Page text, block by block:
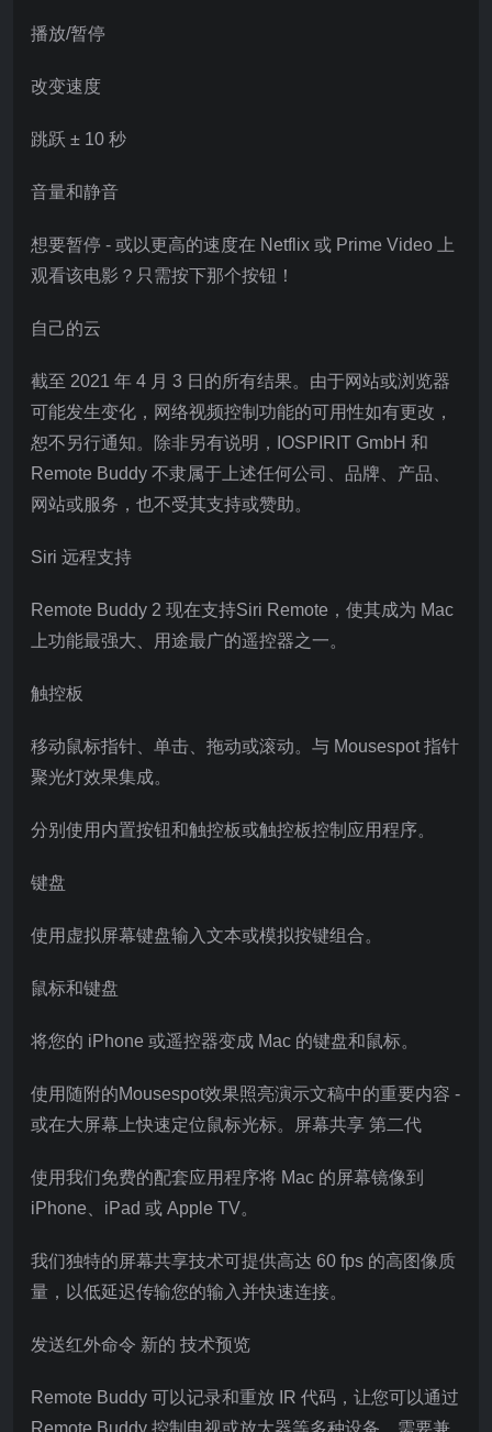
播放/暂停
改变速度
跳跃 ± 10 秒
音量和静音
想要暂停 - 或以更高的速度在 Netflix 或 Prime Video 上
观看该电影？只需按下那个按钮！
自己的云
截至 2021 年 4 月 3 日的所有结果。由于网站或浏览器
可能发生变化，网络视频控制功能的可用性如有更改，
恕不另行通知。除非另有说明，IOSPIRIT GmbH 和
Remote Buddy 不隶属于上述任何公司、品牌、产品、
网站或服务，也不受其支持或赞助。
Siri 远程支持
Remote Buddy 2 现在支持Siri Remote，使其成为 Mac
上功能最强大、用途最广的遥控器之一。
触控板
移动鼠标指针、单击、拖动或滚动。与 Mousespot 指针
聚光灯效果集成。
分别使用内置按钮和触控板或触控板控制应用程序。
键盘
使用虚拟屏幕键盘输入文本或模拟按键组合。
鼠标和键盘
将您的 iPhone 或遥控器变成 Mac 的键盘和鼠标。
使用随附的Mousespot效果照亮演示文稿中的重要内容 -
或在大屏幕上快速定位鼠标光标。屏幕共享 第二代
使用我们免费的配套应用程序将 Mac 的屏幕镜像到
iPhone、iPad 或 Apple TV。
我们独特的屏幕共享技术可提供高达 60 fps 的高图像质
量，以低延迟传输您的输入并快速连接。
发送红外命令 新的 技术预览
Remote Buddy 可以记录和重放 IR 代码，让您可以通过
Remote Buddy 控制电视或放大器等多种设备。需要兼